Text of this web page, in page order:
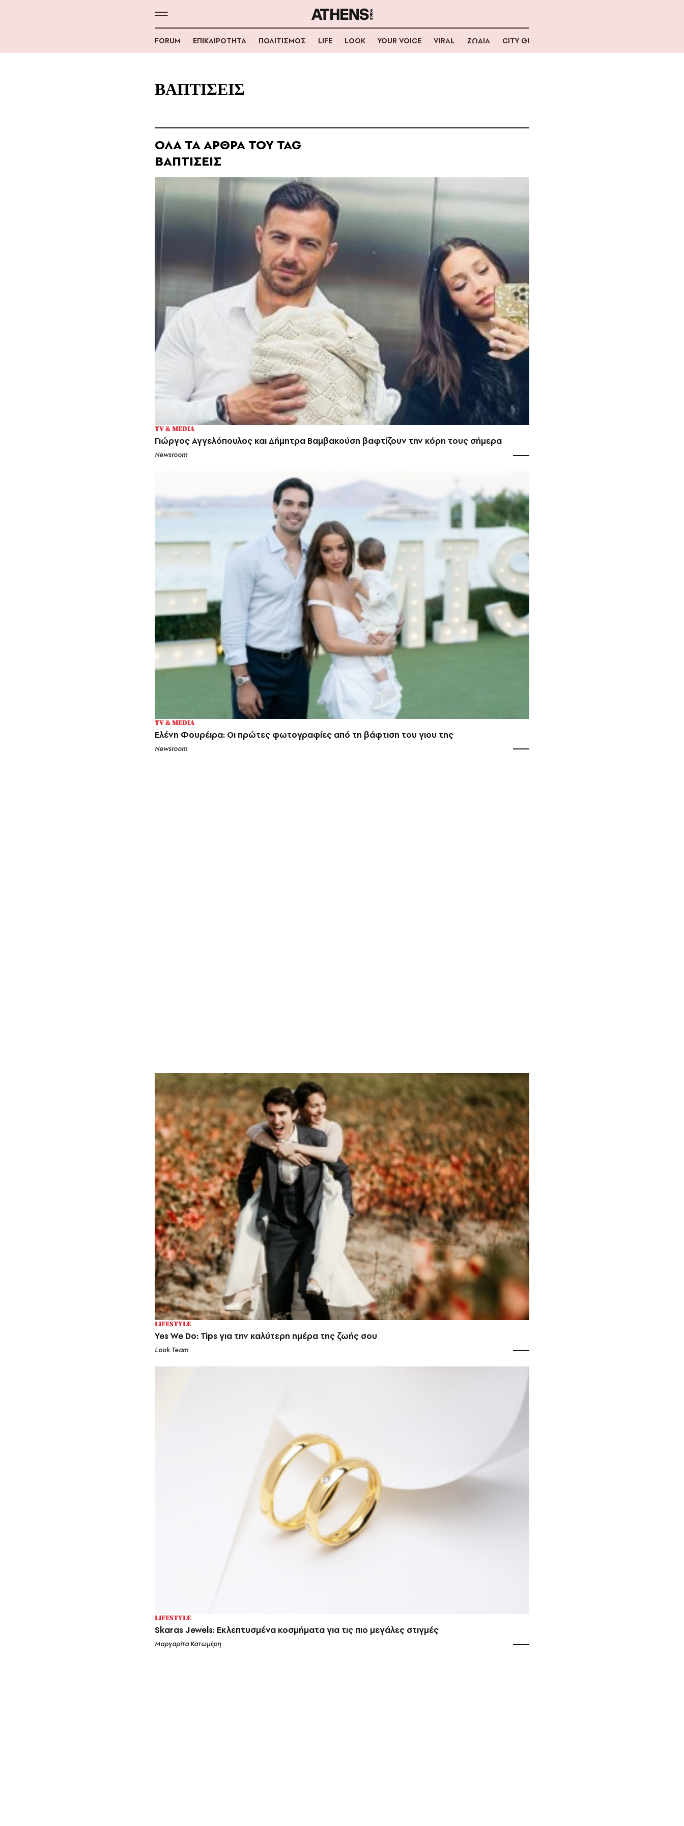
FORUM ΕΠΙΚΑΙΡΟΤΗΤΑ ΠΟΛΙΤΙΣΜΟΣ LIFE LOOK YOUR VOICE VIRAL ΖΩΔΙΑ CITY GUIDE
ΒΑΠΤΙΣΕΙΣ
ΟΛΑ ΤΑ ΑΡΘΡΑ ΤΟΥ TAG
ΒΑΠΤΙΣΕΙΣ
TV & MEDIA
Γιώργος Αγγελόπουλος και Δήμητρα Βαμβακούση βαφτίζουν την κόρη τους σήμερα
Newsroom
TV & MEDIA
Ελένη Φουρέιρα: Οι πρώτες φωτογραφίες από τη βάφτιση του γιου της
Newsroom
LIFESTYLE
Yes We Do: Tips για την καλύτερη ημέρα της ζωής σου
Look Team
LIFESTYLE
Skaras Jewels: Εκλεπτυσμένα κοσμήματα για τις πιο μεγάλες στιγμές
Μαργαρίτα Κατωμέρη